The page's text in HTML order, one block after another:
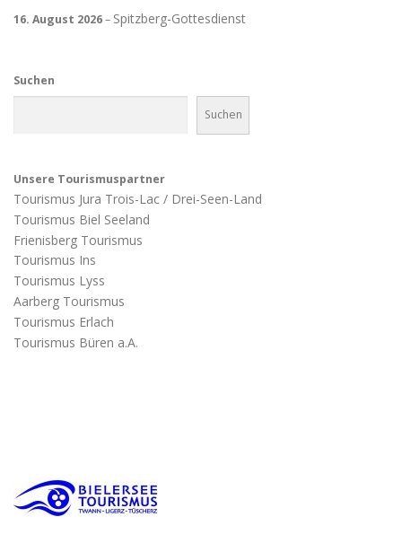
16. August 2026– Spitzberg-Gottesdienst
Suchen
Suchen
Unsere Tourismuspartner
Tourismus Jura Trois-Lac / Drei-Seen-Land
Tourismus Biel Seeland
Frienisberg Tourismus
Tourismus Ins
Tourismus Lyss
Aarberg Tourismus
Tourismus Erlach
Tourismus Büren a.A.